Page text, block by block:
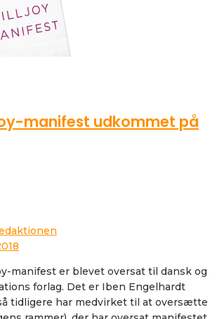
manifest udkommet på
manifest er blevet oversat til dansk og
forlag. Det er Iben Engelhardt
tidligere har medvirket til at oversætte